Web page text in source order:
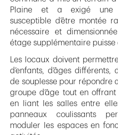
Plaine et a exigé une
susceptible d’être montée
nécessaire et
étage supplémentaire puisse
Les locaux doivent
d’enfants, d’âges
de souplesse pour répondre
groupe d’âge tout en
en liant les salles entre
panneaux coulissants
moduler les espaces en